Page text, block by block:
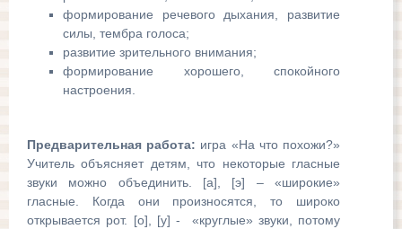
формирование речевого дыхания, развитие
силы, тембра голоса;
развитие зрительного внимания;
формирование хорошего, спокойного
настроения.
Предварительная работа: игра «На что похожи?»
Учитель объясняет детям, что некоторые гласные
звуки можно объединить. [а], [э] – «широкие»
гласные. Когда они произносятся, то широко
открывается рот. [о], [у] - «круглые» звуки, потому